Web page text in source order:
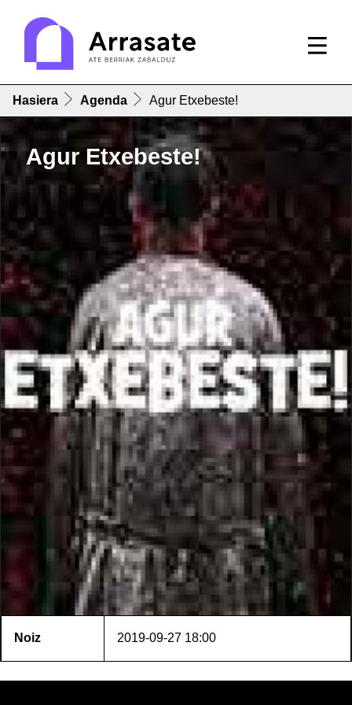
Hasiera Agenda Agur Etxebeste!
Agur Etxebeste!
Noiz 2019-09-27 18:00